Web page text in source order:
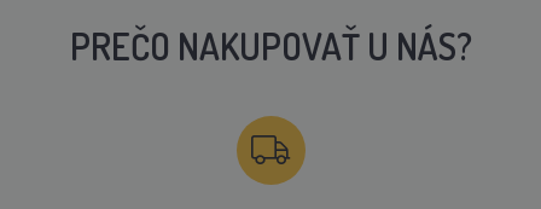
PREČO NAKUPOVAŤ U NÁS?